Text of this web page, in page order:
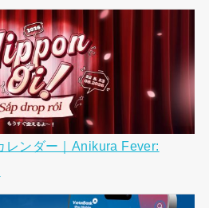
レンダー｜Anikura Fever: